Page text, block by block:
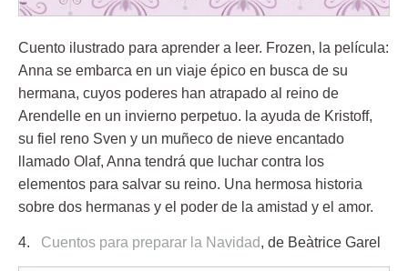
Cuento ilustrado para aprender a leer. Frozen, la película:
Anna se embarca en un viaje épico en busca de su
hermana, cuyos poderes han atrapado al reino de
Arendelle en un invierno perpetuo. la ayuda de Kristoff,
su fiel reno Sven y un muñeco de nieve encantado
llamado Olaf, Anna tendrá que luchar contra los
elementos para salvar su reino. Una hermosa historia
sobre dos hermanas y el poder de la amistad y el amor.
4. Cuentos para preparar la Navidad, de Beàtrice Garel